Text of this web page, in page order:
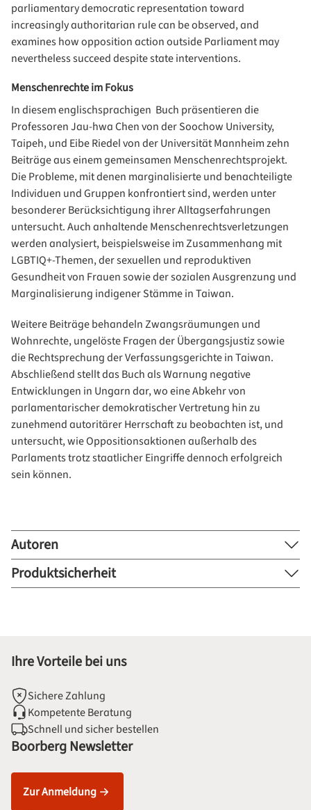
parliamentary democratic representation toward
increasingly authoritarian rule can be observed, and
examines how opposition action outside Parliament may
nevertheless succeed despite state interventions.
Menschenrechte im Fokus
In diesem englischsprachigen Buch präsentieren die
Professoren Jau-hwa Chen von der Soochow University,
Taipeh, und Eibe Riedel von der Universität Mannheim zehn
Beiträge aus einem gemeinsamen Menschenrechtsprojekt.
Die Probleme, mit denen marginalisierte und benachteiligte
Individuen und Gruppen konfrontiert sind, werden unter
besonderer Berücksichtigung ihrer Alltagserfahrungen
untersucht. Auch anhaltende Menschenrechtsverletzungen
werden analysiert, beispielsweise im Zusammenhang mit
LGBTIQ+-Themen, der sexuellen und reproduktiven
Gesundheit von Frauen sowie der sozialen Ausgrenzung und
Marginalisierung indigener Stämme in Taiwan.
Weitere Beiträge behandeln Zwangsräumungen und
Wohnrechte, ungelöste Fragen der Übergangsjustiz sowie
die Rechtsprechung der Verfassungsgerichte in Taiwan.
Abschließend stellt das Buch als Warnung negative
Entwicklungen in Ungarn dar, wo eine Abkehr von
parlamentarischer demokratischer Vertretung hin zu
zunehmend autoritärer Herrschaft zu beobachten ist, und
untersucht, wie Oppositionsaktionen außerhalb des
Parlaments trotz staatlicher Eingriffe dennoch erfolgreich
sein können.
Autoren
Produktsicherheit
Ihre Vorteile bei uns
Sichere Zahlung
Kompetente Beratung
Schnell und sicher bestellen
Boorberg Newsletter
Zur Anmeldung